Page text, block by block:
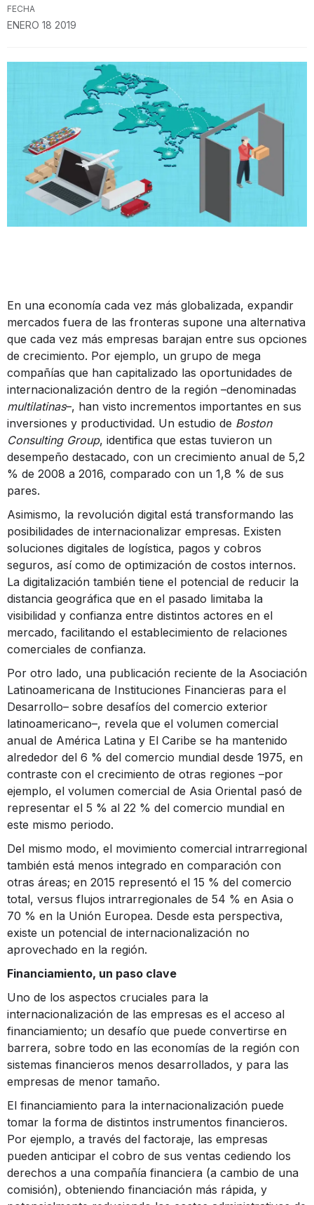
FECHA
ENERO 18 2019
En una economía cada vez más globalizada, expandir
mercados fuera de las fronteras supone una alternativa
que cada vez más empresas barajan entre sus opciones
de crecimiento. Por ejemplo, un grupo de mega
compañías que han capitalizado las oportunidades de
internacionalización dentro de la región –denominadas
multilatinas–, han visto incrementos importantes en sus
inversiones y productividad. Un estudio de Boston
Consulting Group, identifica que estas tuvieron un
desempeño destacado, con un crecimiento anual de 5,2
% de 2008 a 2016, comparado con un 1,8 % de sus
pares.
Asimismo, la revolución digital está transformando las
posibilidades de internacionalizar empresas. Existen
soluciones digitales de logística, pagos y cobros
seguros, así como de optimización de costos internos.
La digitalización también tiene el potencial de reducir la
distancia geográfica que en el pasado limitaba la
visibilidad y confianza entre distintos actores en el
mercado, facilitando el establecimiento de relaciones
comerciales de confianza.
Por otro lado, una publicación reciente de la Asociación
Latinoamericana de Instituciones Financieras para el
Desarrollo– sobre desafíos del comercio exterior
latinoamericano–, revela que el volumen comercial
anual de América Latina y El Caribe se ha mantenido
alrededor del 6 % del comercio mundial desde 1975, en
contraste con el crecimiento de otras regiones –por
ejemplo, el volumen comercial de Asia Oriental pasó de
representar el 5 % al 22 % del comercio mundial en
este mismo periodo.
Del mismo modo, el movimiento comercial intrarregional
también está menos integrado en comparación con
otras áreas; en 2015 representó el 15 % del comercio
total, versus flujos intrarregionales de 54 % en Asia o
70 % en la Unión Europea. Desde esta perspectiva,
existe un potencial de internacionalización no
aprovechado en la región.
Financiamiento, un paso clave
Uno de los aspectos cruciales para la
internacionalización de las empresas es el acceso al
financiamiento; un desafío que puede convertirse en
barrera, sobre todo en las economías de la región con
sistemas financieros menos desarrollados, y para las
empresas de menor tamaño.
El financiamiento para la internacionalización puede
tomar la forma de distintos instrumentos financieros.
Por ejemplo, a través del factoraje, las empresas
pueden anticipar el cobro de sus ventas cediendo los
derechos a una compañía financiera (a cambio de una
comisión), obteniendo financiación más rápida, y